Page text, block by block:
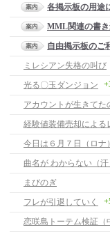
各掲示板の用途
MML関連の書
自由掲示板のご
ミレシアン失格の叫び
光る〇玉ダンジョン
アカウントが生きてた
経験値装備売却による
今日は６月７日（ロナ
曲名が わからない（
まびのぎ
フレが引退していく
恋咲島トーテム検証（